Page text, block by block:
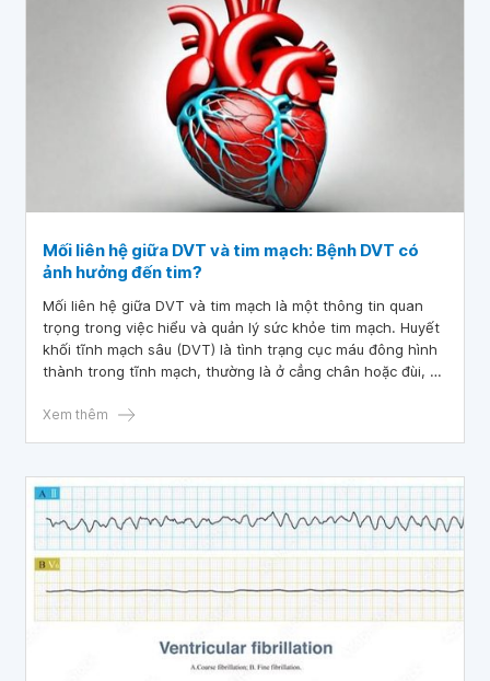
Mối liên hệ giữa DVT và tim mạch: Bệnh DVT có
ảnh hưởng đến tim?
Mối liên hệ giữa DVT và tim mạch là một thông tin quan
trọng trong việc hiểu và quản lý sức khỏe tim mạch. Huyết
khối tĩnh mạch sâu (DVT) là tình trạng cục máu đông hình
thành trong tĩnh mạch, thường là ở cẳng chân hoặc đùi, có
mạch.
Xem thêm